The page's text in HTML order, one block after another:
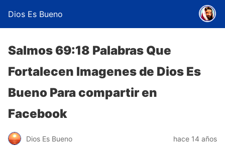
Dios Es Bueno
Salmos 69:18 Palabras Que
Fortalecen Imagenes de Dios Es
Bueno Para compartir en
Facebook
Dios Es Bueno hace 14 años